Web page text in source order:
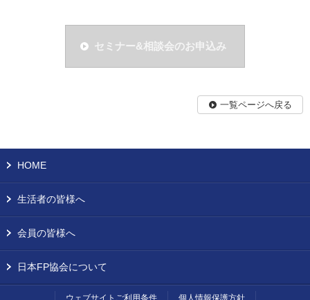
セミナー&相談会のお申込み
一覧ページへ戻る
HOME
生活者の皆様へ
会員の皆様へ
日本FP協会について